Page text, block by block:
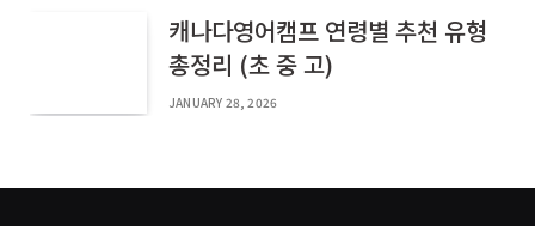
캐나다영어캠프 연령별 추천 유형
총정리 (초 중 고)
JANUARY 28, 2026